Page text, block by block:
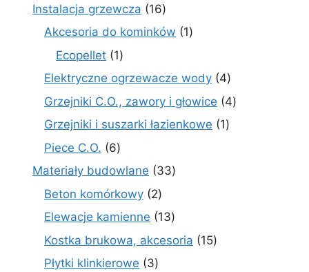
Instalacja grzewcza 1616
produktów
Akcesoria do kominków 11
Ecopellet 11
Elektryczne ogrzewacze wody 44
produkty
Grzejniki C.O., zawory i głowice 44
Grzejniki i suszarki łazienkowe 11
Piece C.O. 66
produktów
Materiały budowlane 3333
Beton komórkowy 22
produkty
Elewacje kamienne 1313
produktów
Kostka brukowa, akcesoria 1515
Płytki klinkierowe 33